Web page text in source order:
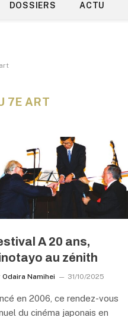
DOSSIERS ACTU
7E ART
A 20 ans,
au zénith
Odaira Namihei 31/10/2025
en 2006, ce rendez-vous
du cinéma japonais en